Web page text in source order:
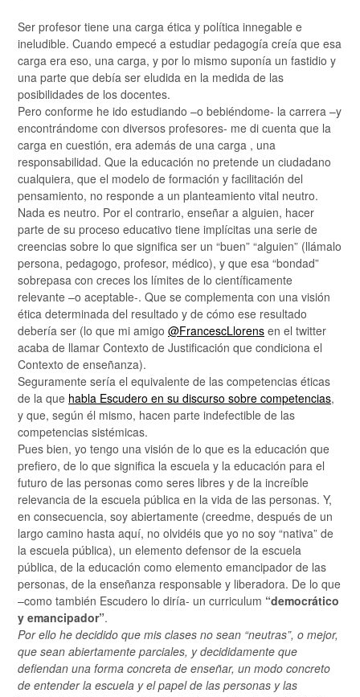
Ser profesor tiene una carga ética y política innegable e
ineludible. Cuando empecé a estudiar pedagogía creía que esa
carga era eso, una carga, y por lo mismo suponía un fastidio y
una parte que debía ser eludida en la medida de las
posibilidades de los docentes.
Pero conforme he ido estudiando –o bebiéndome- la carrera –y
encontrándome con diversos profesores- me di cuenta que la
carga en cuestión, era además de una carga , una
responsabilidad. Que la educación no pretende un ciudadano
cualquiera, que el modelo de formación y facilitación del
pensamiento, no responde a un planteamiento vital neutro.
Nada es neutro. Por el contrario, enseñar a alguien, hacer
parte de su proceso educativo tiene implícitas una serie de
creencias sobre lo que significa ser un “buen” “alguien” (llámalo
persona, pedagogo, profesor, médico), y que esa “bondad”
sobrepasa con creces los límites de lo científicamente
relevante –o aceptable-. Que se complementa con una visión
ética determinada del resultado y de cómo ese resultado
debería ser (lo que mi amigo @FrancescLlorens en el twitter
acaba de llamar Contexto de Justificación que condiciona el
Contexto de enseñanza).
Seguramente sería el equivalente de las competencias éticas
de la que habla Escudero en su discurso sobre competencias,
y que, según él mismo, hacen parte indefectible de las
competencias sistémicas.
Pues bien, yo tengo una visión de lo que es la educación que
prefiero, de lo que significa la escuela y la educación para el
futuro de las personas como seres libres y de la increíble
relevancia de la escuela pública en la vida de las personas. Y,
en consecuencia, soy abiertamente (creedme, después de un
largo camino hasta aquí, no olvidéis que yo no soy “nativa” de
la escuela pública), un elemento defensor de la escuela
pública, de la educación como elemento emancipador de las
personas, de la enseñanza responsable y liberadora. De lo que
–como también Escudero lo diría- un curriculum “democrático
y emancipador”.
Por ello he decidido que mis clases no sean “neutras”, o mejor,
que sean abiertamente parciales, y decididamente que
defiendan una forma concreta de enseñar, un modo concreto
de entender la escuela y el papel de las personas y las